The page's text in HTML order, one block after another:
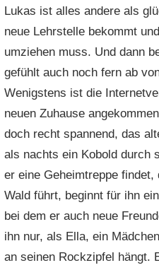
Lukas ist alles andere als
neue Lehrstelle bekommt
umziehen muss. Und dann
gefühlt auch noch fern ab
Wenigstens ist die
neuen Zuhause
doch recht spannend, das
als nachts ein Kobold durch
er eine Geheimtreppe
Wald führt, beginnt für ihn
bei dem er auch neue
ihn nur, als Ella, ein
an seinen Rockzipfel hängt.